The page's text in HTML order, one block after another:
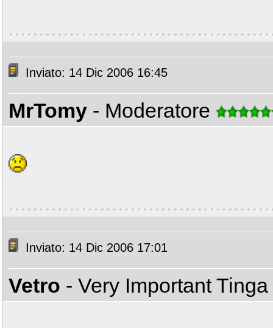
Inviato: 14 Dic 2006 16:45
MrTomy - Moderatore
Inviato: 14 Dic 2006 17:01
Vetro - Very Important Tinga